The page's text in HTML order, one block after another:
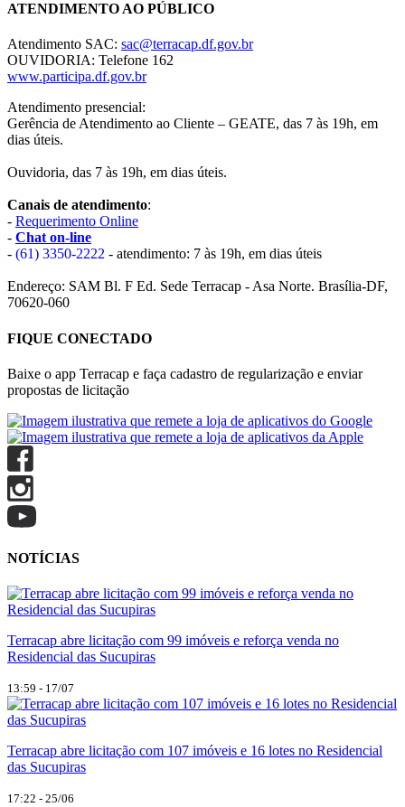
ATENDIMENTO AO PÚBLICO
Atendimento SAC: sac@terracap.df.gov.br
OUVIDORIA: Telefone 162
www.participa.df.gov.br
Atendimento presencial:
Gerência de Atendimento ao Cliente – GEATE, das 7 às 19h, em
dias úteis.
Ouvidoria, das 7 às 19h, em dias úteis.
Canais de atendimento:
- Requerimento Online
- Chat on-line
- (61) 3350-2222 - atendimento: 7 às 19h, em dias úteis
Endereço: SAM Bl. F Ed. Sede Terracap - Asa Norte. Brasília-DF,
70620-060
FIQUE CONECTADO
Baixe o app Terracap e faça cadastro de regularização e enviar
propostas de licitação
NOTÍCIAS
Terracap abre licitação com 99 imóveis e reforça venda no
Residencial das Sucupiras
13:59 - 17/07
Terracap abre licitação com 107 imóveis e 16 lotes no Residencial
das Sucupiras
17:22 - 25/06